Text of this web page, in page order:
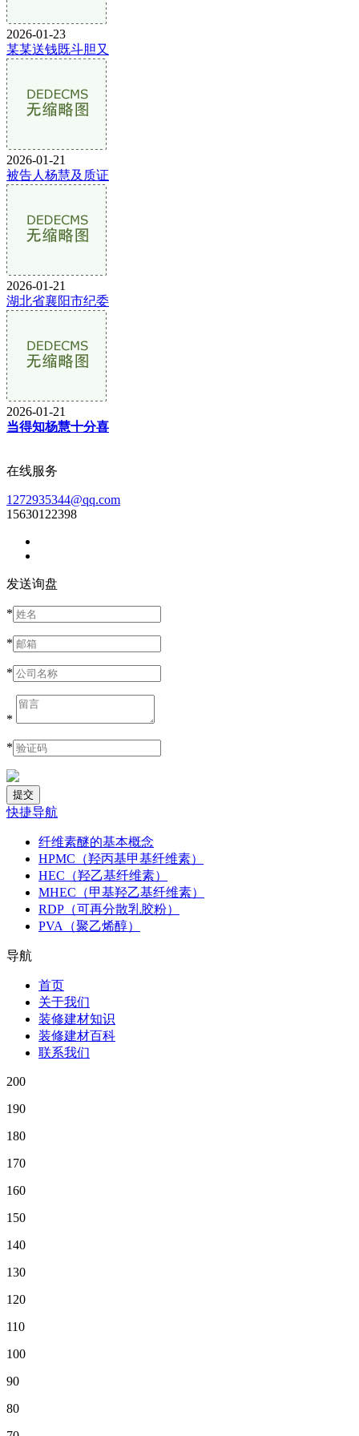
2026-01-23
某某送钱既斗胆又
2026-01-21
被告人杨慧及质证
2026-01-21
湖北省襄阳市纪委
2026-01-21
当得知杨慧十分喜
在线服务
1272935344@qq.com
15630122398
发送询盘
*
*
*
*
*
快捷导航
纤维素醚的基本概念
HPMC（羟丙基甲基纤维素）
HEC（羟乙基纤维素）
MHEC（甲基羟乙基纤维素）
RDP（可再分散乳胶粉）
PVA（聚乙烯醇）
导航
首页
关于我们
装修建材知识
装修建材百科
联系我们
200
190
180
170
160
150
140
130
120
110
100
90
80